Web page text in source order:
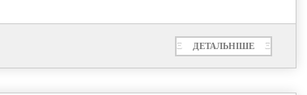
Ξ ДЕТАЛЬНІШЕ Ξ